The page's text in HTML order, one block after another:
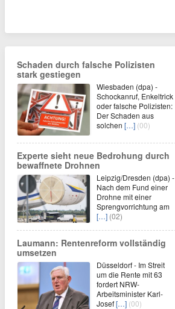
Schaden durch falsche Polizisten
stark gestiegen
Wiesbaden (dpa) -
Schockanruf, Enkeltrick
oder falsche Polizisten:
Der Schaden aus
solchen […] (00)
Experte sieht neue Bedrohung durch
bewaffnete Drohnen
Leipzig/Dresden (dpa) -
Nach dem Fund einer
Drohne mit einer
Sprengvorrichtung am
[…] (02)
Laumann: Rentenreform vollständig
umsetzen
Düsseldorf - Im Streit
um die Rente mit 63
fordert NRW-
Arbeitsminister Karl-
Josef[…] (00)